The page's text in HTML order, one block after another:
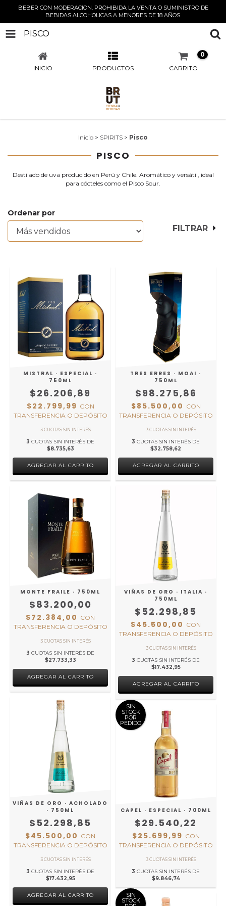
BEBER CON MODERACION. PROHIBIDA LA VENTA O SUMINISTRO DE
BEBIDAS ALCOHOLICAS A MENORES DE 18 AÑOS.
PISCO
INICIO PRODUCTOS CARRITO
0
Inicio > SPIRITS > Pisco
PISCO
Destilado de uva producido en Perú y Chile. Aromático y versátil, ideal
para cócteles como el Pisco Sour.
Ordenar por
FILTRAR
MISTRAL · ESPECIAL ·
750ML
$26.206,89
$22.799,99 CON
TRANSFERENCIA O DEPÓSITO
3 CUOTAS SIN INTERÉS DE
$8.735,63
TRES ERRES · MOAI ·
750ML
$98.275,86
$85.500,00 CON
TRANSFERENCIA O DEPÓSITO
3 CUOTAS SIN INTERÉS DE
$32.758,62
MONTE FRAILE · 750ML
$83.200,00
$72.384,00 CON
TRANSFERENCIA O DEPÓSITO
3 CUOTAS SIN INTERÉS DE
$27.733,33
VIÑAS DE ORO · ITALIA ·
750ML
$52.298,85
$45.500,00 CON
TRANSFERENCIA O DEPÓSITO
3 CUOTAS SIN INTERÉS DE
$17.432,95
VIÑAS DE ORO · ACHOLADO
· 750ML
$52.298,85
$45.500,00 CON
TRANSFERENCIA O DEPÓSITO
3 CUOTAS SIN INTERÉS DE
$17.432,95
SIN
STOCK
POR
PEDIDO
CAPEL · ESPECIAL · 700ML
$29.540,22
$25.699,99 CON
TRANSFERENCIA O DEPÓSITO
3 CUOTAS SIN INTERÉS DE
$9.846,74
SIN
STOCK